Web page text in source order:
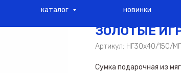
каталог новинки
ЗОЛОТЫЕ
Артикул: НГ30х40/150/МП
Сумка подарочная из